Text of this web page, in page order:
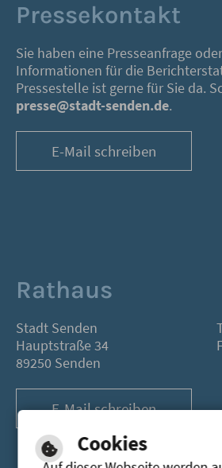
Pressekontakt
Sie haben eine Presseanfrage
Informationen für die
Pressestelle ist gerne für Sie da.
presse@stadt-senden.de.
E-Mail schreiben
Rathaus
Stadt Senden
Hauptstraße 34
89250 Senden
E-Mail schreiben
Cookies